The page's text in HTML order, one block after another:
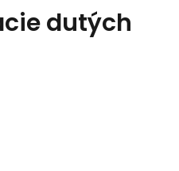
dutých